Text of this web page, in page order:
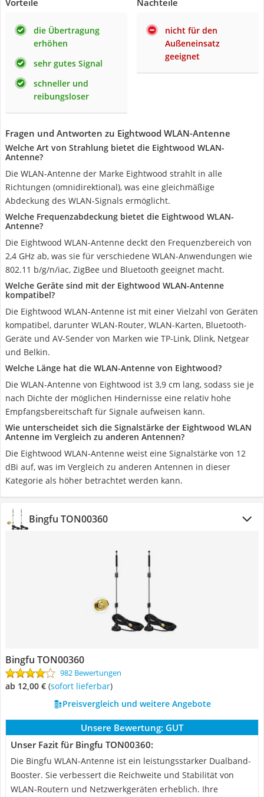
Vorteile
die Übertragung
erhöhen
sehr gutes Signal
schneller und
reibungsloser
Nachteile
nicht für den
Außeneinsatz
geeignet
Fragen und Antworten zu Eightwood WLAN-Antenne
Welche Art von Strahlung bietet die Eightwood WLAN-
Antenne?
Die WLAN-Antenne der Marke Eightwood strahlt in alle
Richtungen (omnidirektional), was eine gleichmäßige
Abdeckung des WLAN-Signals ermöglicht.
Welche Frequenzabdeckung bietet die Eightwood WLAN-
Antenne?
Die Eightwood WLAN-Antenne deckt den Frequenzbereich von
2,4 GHz ab, was sie für verschiedene WLAN-Anwendungen wie
802.11 b/g/n/iac, ZigBee und Bluetooth geeignet macht.
Welche Geräte sind mit der Eightwood WLAN-Antenne
kompatibel?
Die Eightwood WLAN-Antenne ist mit einer Vielzahl von Geräten
kompatibel, darunter WLAN-Router, WLAN-Karten, Bluetooth-
Geräte und AV-Sender von Marken wie TP-Link, Dlink, Netgear
und Belkin.
Welche Länge hat die WLAN-Antenne von Eightwood?
Die WLAN-Antenne von Eightwood ist 3,9 cm lang, sodass sie je
nach Dichte der möglichen Hindernisse eine relativ hohe
Empfangsbereitschaft für Signale aufweisen kann.
Wie unterscheidet sich die Signalstärke der Eightwood WLAN
Antenne im Vergleich zu anderen Antennen?
Die Eightwood WLAN-Antenne weist eine Signalstärke von 12
dBi auf, was im Vergleich zu anderen Antennen in dieser
Kategorie als höher betrachtet werden kann.
Bingfu TON00360
Bingfu TON00360
982 Bewertungen
ab 12,00 € ( Sofort lieferbar)
Preisvergleich und weitere Angebote
Unsere Bewertung: GUT
Unser Fazit für Bingfu TON00360:
Die Bingfu WLAN-Antenne ist ein leistungsstarker Dualband-
Booster. Sie verbessert die Reichweite und Stabilität von
WLAN-Routern und Netzwerkgeräten erheblich. Ihre